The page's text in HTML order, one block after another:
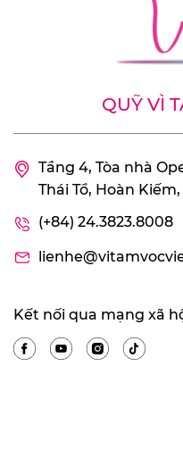
QUỸ VÌ
Tầng 4, Tòa nhà
Thái Tổ, Hoàn
(+84) 24.3823.8008
Kết nối qua mạng xã